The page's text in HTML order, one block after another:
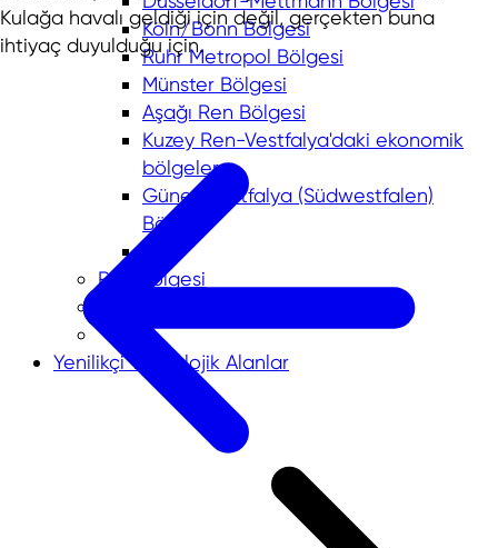
Köln/Bonn Bölgesi
Ruhr Metropol Bölgesi
Münster Bölgesi
Aşağı Ren Bölgesi
Kuzey Ren-Vestfalya'daki ekonomik
bölgeler
Güney Vestfalya (Südwestfalen)
Bölgesi
Ren Bölgesi
Yenilikçi Teknolojik Alanlar
Kulağa havalı geldiği için değil, gerçekten buna
ihtiyaç duyulduğu için.